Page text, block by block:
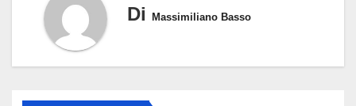
Di Massimiliano Basso